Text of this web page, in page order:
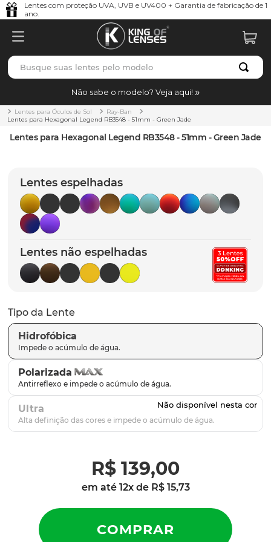
Lentes com proteção UVA, UVB e UV400 + Garantia de fabricação de 1
ano.
Busque suas lentes pelo modelo
Não sabe o modelo? Veja aqui!
Lentes para Óculos de Sol
Ray-Ban
Lentes para Hexagonal Legend RB3548 - 51mm - Green Jade
Lentes para Hexagonal Legend RB3548 - 51mm - Green Jade
Lentes espelhadas
Lentes não espelhadas
Tipo da Lente
Hidrofóbica
Polarizada
Ultra
R$ 139,00
em até 12x de R$ 15,73
TERMOS MAIS BUSCADOS
1º borrachas
holbrook
5º chaves
6º t-shock
7º latch
8º gasket
9º parafusos